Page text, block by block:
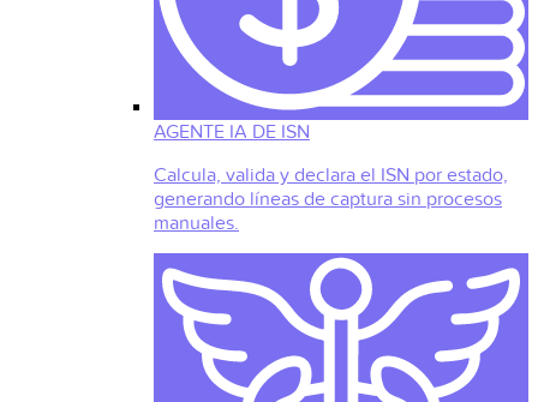
AGENTE IA DE ISN
Calcula, valida y declara el ISN por estado,
generando líneas de captura sin procesos
manuales.